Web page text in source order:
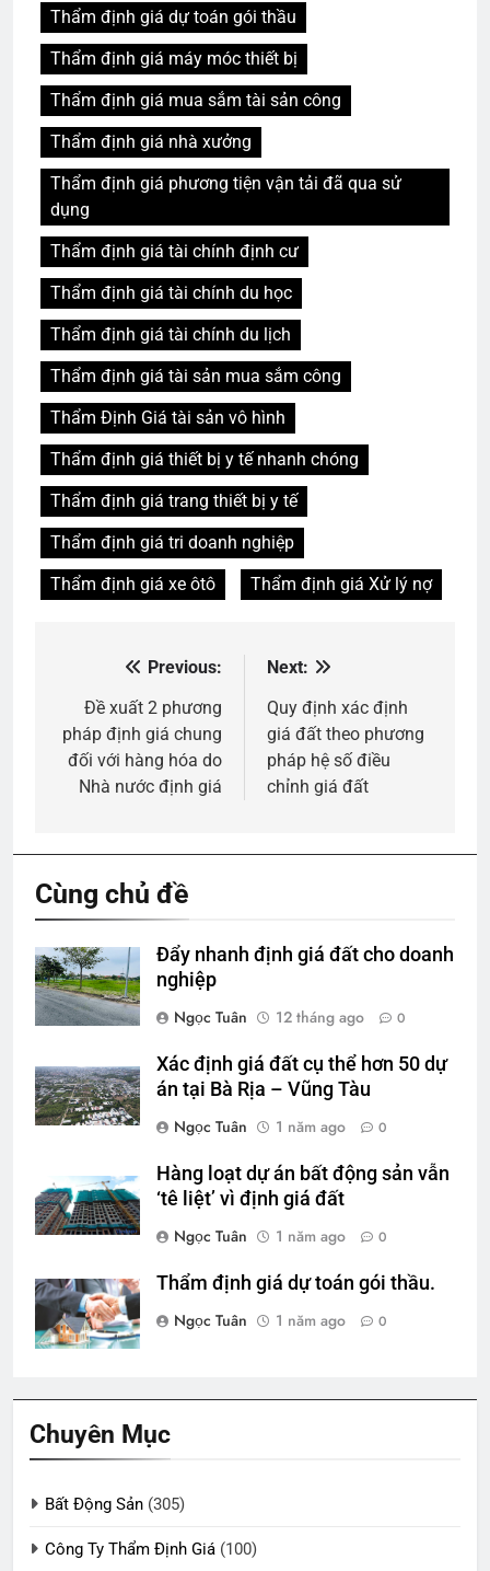
Thẩm định giá dự toán gói thầu
Thẩm định giá máy móc thiết bị
Thẩm định giá mua sắm tài sản công
Thẩm định giá nhà xưởng
Thẩm định giá phương tiện vận tải đã qua sử
dụng
Thẩm định giá tài chính định cư
Thẩm định giá tài chính du học
Thẩm định giá tài chính du lịch
Thẩm định giá tài sản mua sắm công
Thẩm Định Giá tài sản vô hình
Thẩm định giá thiết bị y tế nhanh chóng
Thẩm định giá trang thiết bị y tế
Thẩm định giá tri doanh nghiệp
Thẩm định giá xe ôtô
Thẩm định giá Xử lý nợ
hướng
bài
viết
Previous:
Đề xuất 2 phương
pháp định giá chung
đối với hàng hóa do
Nhà nước định giá
Next:
Quy định xác định
giá đất theo phương
pháp hệ số điều
chỉnh giá đất
Cùng chủ đề
Đẩy nhanh định giá đất cho doanh
nghiệp
Ngọc Tuân
12 tháng ago 0
Xác định giá đất cụ thể hơn 50 dự
án tại Bà Rịa – Vũng Tàu
Ngọc Tuân
1 năm ago 0
Hàng loạt dự án bất động sản vẫn
‘tê liệt’ vì định giá đất
Ngọc Tuân
1 năm ago 0
Thẩm định giá dự toán gói thầu.
Ngọc Tuân
1 năm ago 0
Chuyên Mục
Bất Động Sản (305)
Công Ty Thẩm Định Giá (100)